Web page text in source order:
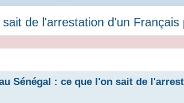
de l'arrestation d'un
Sénégal : ce que l'on sait de